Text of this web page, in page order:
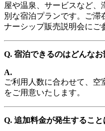
屋や温泉、サービスなど
別な宿泊プランです。ご滞
ナーシップ販売説明会にご
Q. 宿泊できるのはどんなお
A.
ご利用人数に合わせて、空
をご用意いたします。
Q. 追加料金が発生すること